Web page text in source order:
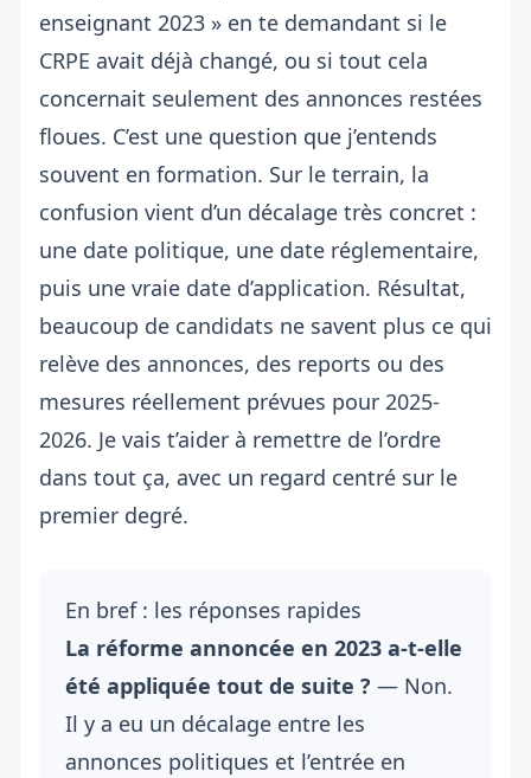
enseignant 2023 » en te demandant si le
CRPE avait déjà changé, ou si tout cela
concernait seulement des annonces restées
floues. C’est une question que j’entends
souvent en formation. Sur le terrain, la
confusion vient d’un décalage très concret :
une date politique, une date réglementaire,
puis une vraie date d’application. Résultat,
beaucoup de candidats ne savent plus ce qui
relève des annonces, des reports ou des
mesures réellement prévues pour 2025-
2026. Je vais t’aider à remettre de l’ordre
dans tout ça, avec un regard centré sur le
premier degré.
En bref : les réponses rapides
La réforme annoncée en 2023 a-t-elle
été appliquée tout de suite ? — Non.
Il y a eu un décalage entre les
annonces politiques et l’entrée en